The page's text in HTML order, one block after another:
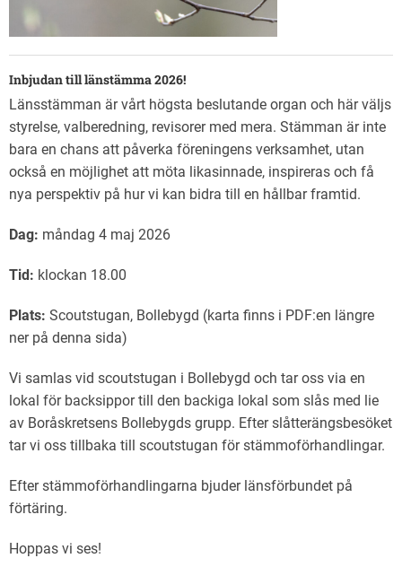
Inbjudan till länstämma 2026!
Länsstämman är vårt högsta beslutande organ och här väljs
styrelse, valberedning, revisorer med mera. Stämman är inte
bara en chans att påverka föreningens verksamhet, utan
också en möjlighet att möta likasinnade, inspireras och få
nya perspektiv på hur vi kan bidra till en hållbar framtid.
Dag: måndag 4 maj 2026
Tid: klockan 18.00
Plats: Scoutstugan, Bollebygd (karta finns i PDF:en längre
ner på denna sida)
Vi samlas vid scoutstugan i Bollebygd och tar oss via en
lokal för backsippor till den backiga lokal som slås med lie
av Boråskretsens Bollebygds grupp. Efter slåtterängsbesöket
tar vi oss tillbaka till scoutstugan för stämmoförhandlingar.
Efter stämmoförhandlingarna bjuder länsförbundet på
förtäring.
Hoppas vi ses!